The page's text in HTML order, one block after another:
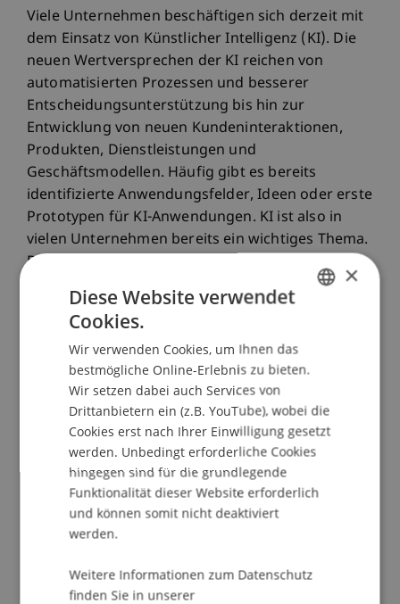
Viele Unternehmen beschäftigen sich derzeit mit
dem Einsatz von Künstlicher Intelligenz (KI). Die
neuen Wertversprechen der KI reichen von
automatisierten Prozessen und besserer
Entscheidungsunterstützung bis hin zur
Entwicklung von neuen Kundeninteraktionen,
Produkten, Dienstleistungen und
Geschäftsmodellen. Häufig gibt es bereits
identifizierte Anwendungsfelder, Ideen oder erste
Prototypen für KI-Anwendungen. KI ist also in
vielen Unternehmen bereits ein wichtiges Thema.
Doch wie lassen sich KI-Prototypen erfolgreich in
die betriebliche Praxis integrieren und skalieren,
um echten Mehrwert zu schaffen?
Dieser Workshop gibt Fach- und Führungskräften
das nötige Wissen an die Hand, um KI-
Anwendungen in etablierten Unternehmen
einzuführen und zu skalieren. Anhand von
Praxisbeispielen führender Unternehmen wie
Audi und Siemens wird gezeigt, wie KI Prozesse
optimiert, die Fertigung steuert und das
Skalierungspotenzial von betrieblichen KI-
Anwendungen abgeschätzt werden kann.
Der Workshop baut inhaltlich auf dem Workshop
“Künstliche Intelligenz: Aktuelle Trends,
×
Diese Website verwendet
Cookies.
Wir verwenden Cookies, um Ihnen das
bestmögliche Online-Erlebnis zu bieten.
Wir setzen dabei auch Services von
Drittanbietern ein (z.B. YouTube), wobei die
Cookies erst nach Ihrer Einwilligung gesetzt
werden. Unbedingt erforderliche Cookies
hingegen sind für die grundlegende
Funktionalität dieser Website erforderlich
und können somit nicht deaktiviert
werden.
Weitere Informationen zum Datenschutz
finden Sie in unserer